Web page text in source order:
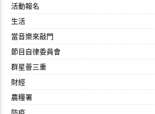
活動報名
生活
當音樂來敲門
節目自律委員會
群星薈三重
財經
農糧署
防疫